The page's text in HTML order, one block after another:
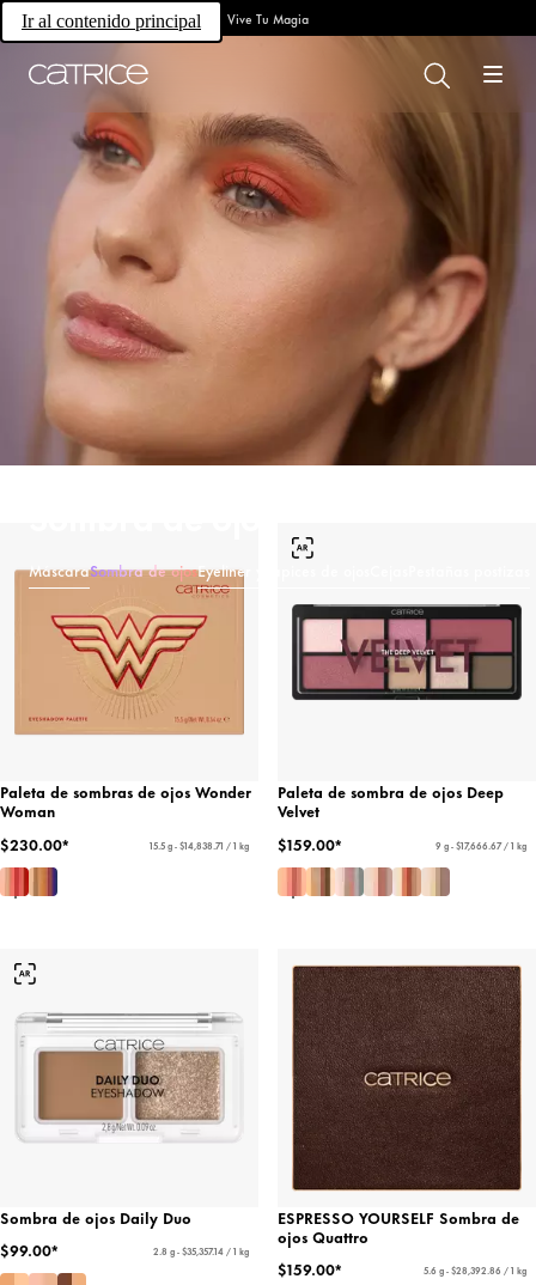
Ir al contenido principal Vive Tu Magia
MáscaraSombra de ojosEyeliner y lápices de ojos
Paleta de sombras de ojos Wonder
Woman
$230.00*
15.5 g - $14,838.71 / 1 kg
Paleta de sombra de ojos Deep
Velvet
$159.00*
9 g - $17,666.67 / 1 kg
Sombra de ojos Daily Duo
$99.00*
2.8 g - $35,357.14 / 1 kg
ESPRESSO YOURSELF Sombra de
ojos Quattro
$159.00*
5.6 g - $28,392.86 / 1 kg